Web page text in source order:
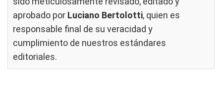
aprobado por Luciano Bertolotti, quien es
responsable final de su veracidad y
cumplimiento de nuestros estándares
editoriales.